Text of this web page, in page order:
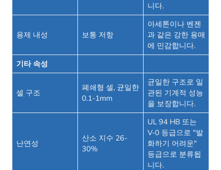
니다.
용제 내성 보통 저항
아세톤이나 벤젠
과 같은 강한 용매
에 민감합니다.
기타 속성
셀 구조
폐쇄형 셀, 균일한
0.1-1mm
균일한 구조로 일
관된 기계적 성능
을 보장합니다.
난연성
산소 지수 26-
30%
UL 94 HB 또는
V-0 등급으로 "발
화하기 어려운"
등급으로 분류됩
니다.